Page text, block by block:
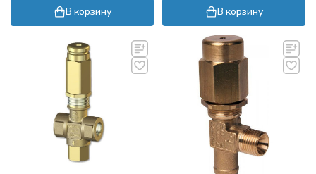
В корзину В корзину